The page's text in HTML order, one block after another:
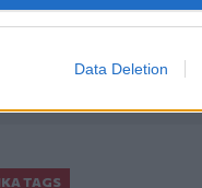
Data Deletion
TAGS